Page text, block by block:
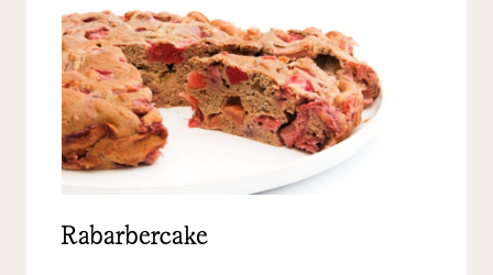
Rabarbercake